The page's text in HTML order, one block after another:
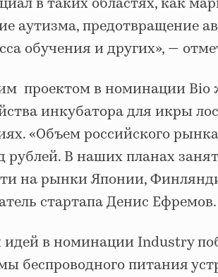
в таких областях, как
аутизма, предотвращение
обучения и других», —
проектом в номинации Bio
инкубатора для икры
«Объем российского
рублей. В наших планах
на рынки Японии,
стартапа Денис Ефремов.
идей в номинации Industry
беспроводного питания